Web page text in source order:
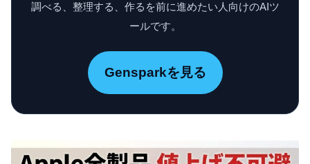
調べる、整理する、作るを前に進めたい人向けのAIツ
ールです。
Gensparkを見る